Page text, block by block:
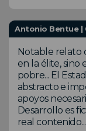
Antonio Bentue |
Notable relato
en la élite,
pobre... El
abstracto e
apoyos
Desarrollo es
real contenido...